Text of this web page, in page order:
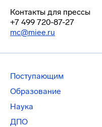
Контакты для прессы
+7 499 720-87-27
mc@miee.ru
Поступающим
Образование
Наука
ДПО